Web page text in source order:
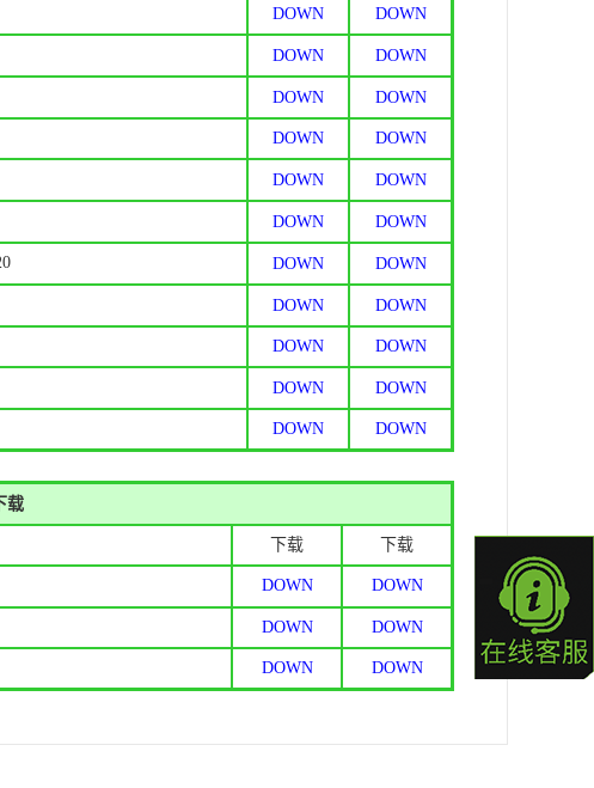
DOWN DOWN
DOWN DOWN
DOWN DOWN
DOWN DOWN
DOWN DOWN
DOWN DOWN
DOWN DOWN
DOWN DOWN
DOWN DOWN
DOWN DOWN
DOWN DOWN
载
下载 下载
DOWN DOWN
DOWN DOWN
DOWN DOWN